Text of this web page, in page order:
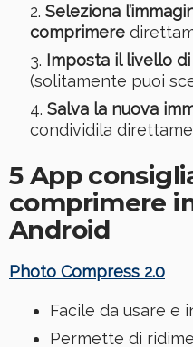
Seleziona
comprimere
Imposta il livello
(solitamente puoi
Salva la nuova
condividila
5 App
comprimere
Android
Photo Compress 2.0
Facile da usare e
Permette di